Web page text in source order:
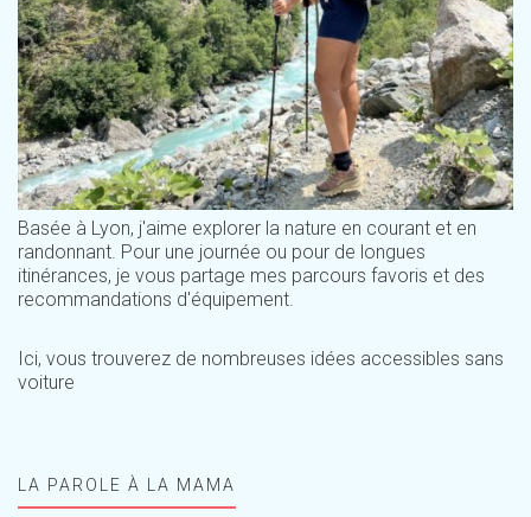
Basée à Lyon, j'aime explorer la nature en courant et en
randonnant. Pour une journée ou pour de longues
itinérances, je vous partage mes parcours favoris et des
recommandations d'équipement.
Ici, vous trouverez de nombreuses idées accessibles sans
voiture
LA PAROLE À LA MAMA